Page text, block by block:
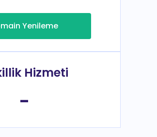
Yenileme
Hizmeti
-